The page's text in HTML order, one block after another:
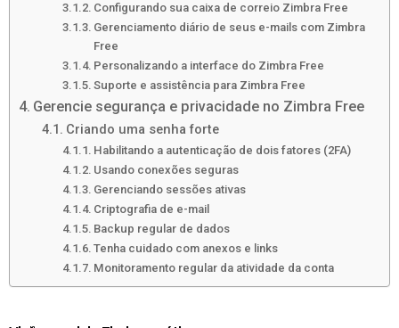
Configurando sua caixa de correio Zimbra Free
Gerenciamento diário de seus e-mails com Zimbra
Free
Personalizando a interface do Zimbra Free
Suporte e assistência para Zimbra Free
Gerencie segurança e privacidade no Zimbra Free
Criando uma senha forte
Habilitando a autenticação de dois fatores (2FA)
Usando conexões seguras
Gerenciando sessões ativas
Criptografia de e-mail
Backup regular de dados
Tenha cuidado com anexos e links
Monitoramento regular da atividade da conta